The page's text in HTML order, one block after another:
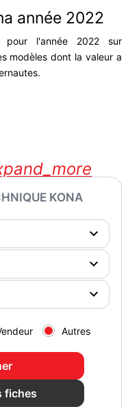
année 2022
l'année 2022 sur
modèles dont la valeur a
KONA
Autres
fiches